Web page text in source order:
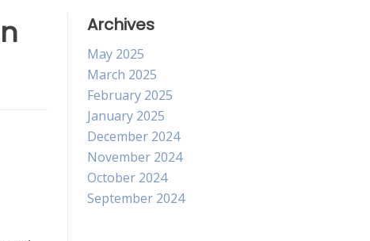
Archives
May 2025
March 2025
February 2025
January 2025
December 2024
November 2024
October 2024
September 2024